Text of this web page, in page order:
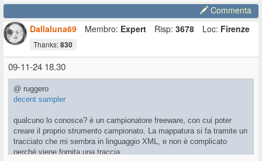
Commenta
Dallaluna69
Membro: Expert Risp: 3678 Loc: Firenze
Thanks:830
09-11-24 18.30
@ ruggero
decent sampler
qualcuno lo conosce? è un campionatore freeware, con cui poter
creare il proprio strumento campionato. La mappatura si fa tramite un
tracciato che mi sembra in linguaggio XML, e non è complicato
perché viene fornita una traccia...